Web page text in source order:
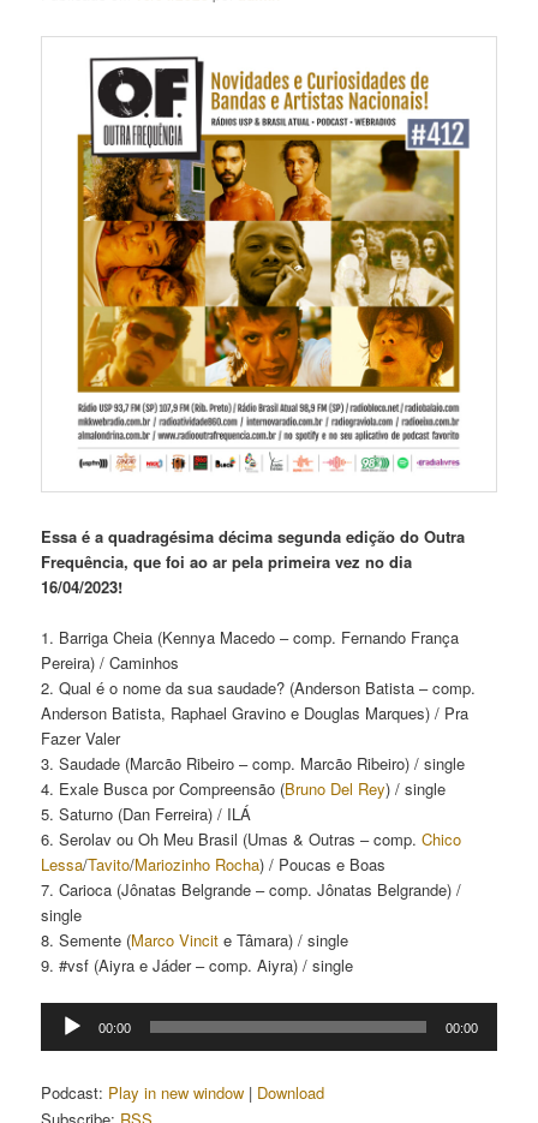
Essa é a quadragésima décima segunda edição do Outra
Frequência, que foi ao ar pela primeira vez no dia
16/04/2023!
1. Barriga Cheia (Kennya Macedo – comp. Fernando França
Pereira) / Caminhos
2. Qual é o nome da sua saudade? (Anderson Batista – comp.
Anderson Batista, Raphael Gravino e Douglas Marques) / Pra
Fazer Valer
3. Saudade (Marcão Ribeiro – comp. Marcão Ribeiro) / single
4. Exale Busca por Compreensão (Bruno Del Rey) / single
5. Saturno (Dan Ferreira) / ILÁ
6. Serolav ou Oh Meu Brasil (Umas & Outras – comp.Chico
Lessa/Tavito/Mariozinho Rocha) / Poucas e Boas
7. Carioca (Jônatas Belgrande – comp. Jônatas Belgrande) /
single
8. Semente (Marco Vincit e Tâmara) / single
9. #vsf (Aiyra e Jáder – comp. Aiyra) / single
Tocador
00:00 00:00
Podcast: Play in new window | Download